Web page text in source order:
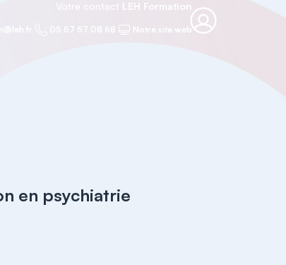
Votre contact LEH Formation
05 57 57 08 68 Notre site web
en psychiatrie